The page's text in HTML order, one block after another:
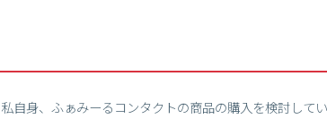
私自身、ふぁみーるコンタクトの商品の購入を検討して